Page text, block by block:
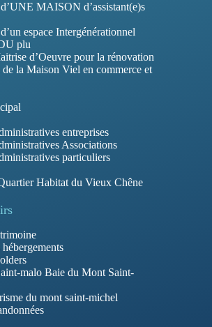
MAISON d’assistant(e)s
espace Intergénérationnel
plu
d’Oeuvre pour la rénovation
de la Maison Viel en commerce et
entreprises
Associations
particuliers
Habitat du Vieux Chêne
malo Baie du Mont Saint-
du mont saint-michel